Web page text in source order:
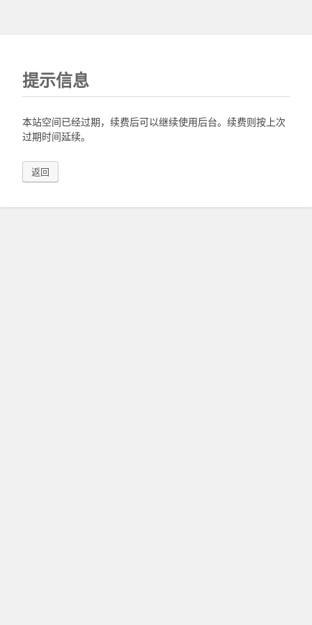
提示信息
本站空间已经过期，续费后可以继续使用后台。续费则按上次
过期时间延续。
返回